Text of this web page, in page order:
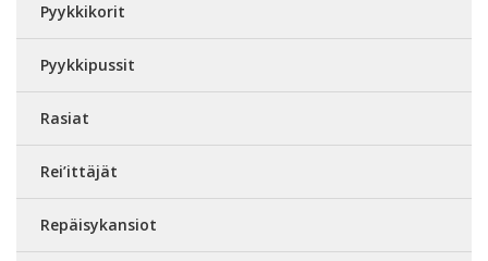
Pyykkikorit
Pyykkipussit
Rasiat
Rei’ittäjät
Repäisykansiot